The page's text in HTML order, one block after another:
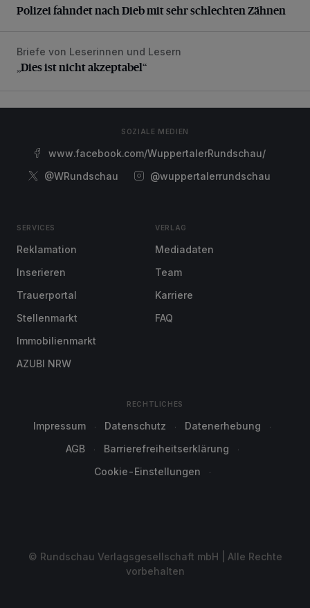
Polizei fahndet nach Dieb mit sehr schlechten Zähnen
„Dies ist nicht akzeptabel“
Briefe von Leserinnen und Lesern
„Dies ist nicht akzeptabel“
SOZIALE MEDIEN
www.facebook.com/WuppertalerRundschau/
@WRundschau
@wuppertalerrundschau
SERVICES
Reklamation
Inserieren
Trauerportal
Stellenmarkt
Immobilienmarkt
AZUBI NRW
VERLAG
Mediadaten
Team
Karriere
FAQ
RECHTLICHES
Impressum Datenschutz
Datenerhebung
AGB
Barrierefreiheitserklärung
Cookie-Einstellungen
© Rundschau Verlagsgesellschaft mbH | Alle Rechte
vorbehalten